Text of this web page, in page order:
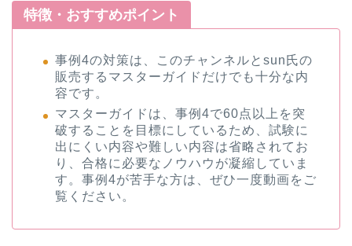
特徴・おすすめポイント
事例4の対策は、このチャンネルとsun氏の
販売するマスターガイドだけでも十分な内
容です。
マスターガイドは、事例4で60点以上を突
破することを目標にしているため、試験に
出にくい内容や難しい内容は省略されてお
り、合格に必要なノウハウが凝縮していま
す。事例4が苦手な方は、ぜひ一度動画をご
覧ください。